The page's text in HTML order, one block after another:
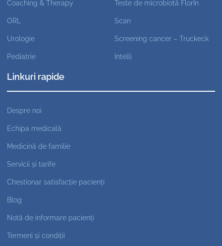
Coaching & Therapy
ORL
Urologie
Pediatrie
Teste de microbiotă FlorIn
Scan
Screening cancer – Truckeck
Intelli
Linkuri rapide
Despre noi
Echipa medicală
Medicină de familie
Servicii și tarife
Chestionar satisfacție pacienți
Blog
Notă de informare pacienți
Termeni și condiții